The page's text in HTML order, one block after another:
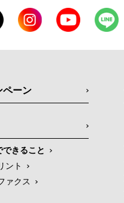
ペーン
できること
ント
ァクス